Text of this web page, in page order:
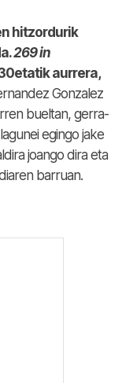
hitzordurik
269 in
aurrera,
Gonzalez
bueltan, gerra-
egingo jake
joango dira eta
barruan.